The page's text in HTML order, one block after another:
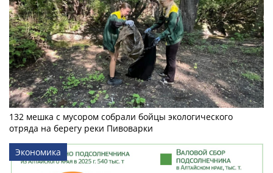
132 мешка с мусором собрали бойцы экологического
отряда на берегу реки Пивоварки
Экономика